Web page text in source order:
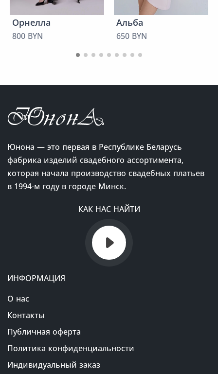
Орнелла
800 BYN
Альба
650 BYN
Юнона — это первая в Республике Беларусь
фабрика изделий свадебного ассортимента,
которая начала производство свадебных платьев
в 1994-м году в городе Минск.
КАК НАС НАЙТИ
ИНФОРМАЦИЯ
О нас
Контакты
Публичная оферта
Политика конфиденциальности
Индивидуальный заказ